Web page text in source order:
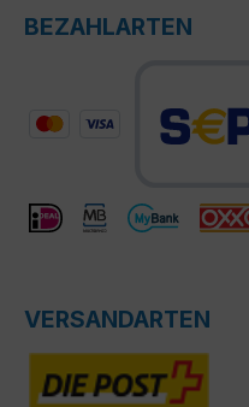
BEZAHLARTEN
VERSANDARTEN